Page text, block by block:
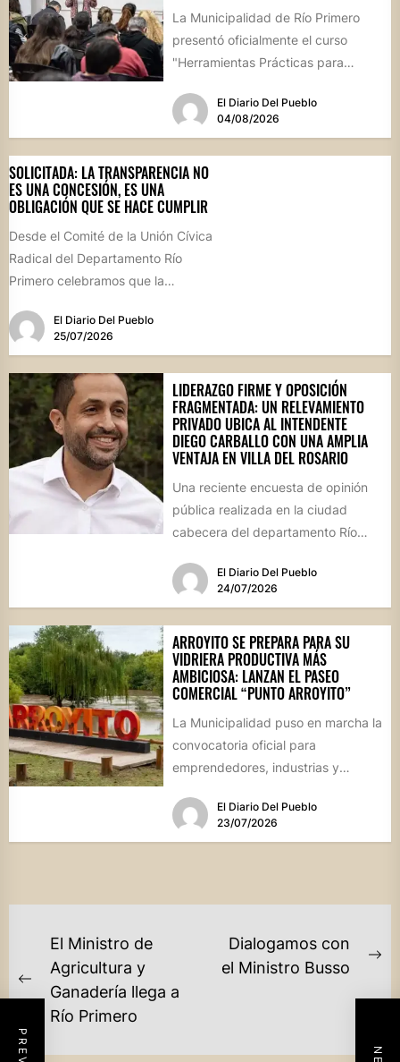
La Municipalidad de Río Primero
presentó oficialmente el curso
"Herramientas Prácticas para
destinada a emprendedores,...
El Diario Del Pueblo
04/08/2026
SOLICITADA: LA TRANSPARENCIA NO
ES UNA CONCESIÓN, ES UNA
OBLIGACIÓN QUE SE HACE CUMPLIR
Desde el Comité de la Unión Cívica
Radical del Departamento Río
Primero celebramos que la
haya...
El Diario Del Pueblo
25/07/2026
LIDERAZGO FIRME Y OPOSICIÓN
FRAGMENTADA: UN RELEVAMIENTO
PRIVADO UBICA AL INTENDENTE
DIEGO CARBALLO CON UNA AMPLIA
VENTAJA EN VILLA DEL ROSARIO
Una reciente encuesta de opinión
pública realizada en la ciudad
cabecera del departamento Río
mandatario...El Diario Del Pueblo
24/07/2026
ARROYITO SE PREPARA PARA SU
VIDRIERA PRODUCTIVA MÁS
AMBICIOSA: LANZAN EL PASEO
COMERCIAL “PUNTO ARROYITO”
La Municipalidad puso en marcha la
convocatoria oficial para
emprendedores, industrias y
de este gran encuentro...
El Diario Del Pueblo
23/07/2026
NAVEGACIÓN
DE
ENTRADAS
Previous
post:
El Ministro de
Agricultura y
Ganadería llega a
Río Primero
Dialogamos con
el Ministro Busso